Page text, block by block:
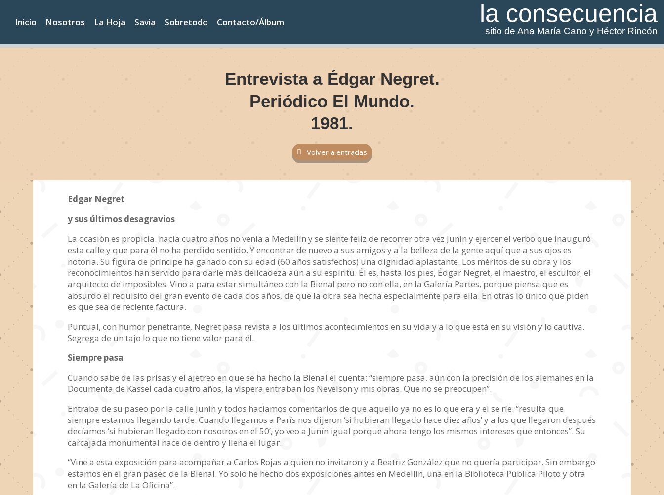
Inicio Nosotros La Hoja Savia Sobretodo Contacto/Álbum la consecuencia
sitio de Ana María Cano y Héctor Rincón
Entrevista a Édgar Negret.
Periódico El Mundo.
1981.
Volver a entradas
Edgar Negret
y sus últimos desagravios
La ocasión es propicia. hacía cuatro años no venía a Medellín y se siente feliz de recorrer otra vez Junín y ejercer el verbo que inauguró
esta calle y que para él no ha perdido sentido. Y encontrar de nuevo a sus amigos y a la belleza de la gente aquí que a sus ojos es
notoria. Su figura de príncipe ha ganado con su edad (60 años satisfechos) una dignidad aplastante. Los méritos de su obra y los
reconocimientos han servido para darle más delicadeza aún a su espíritu. Él es, hasta los pies, Édgar Negret, el maestro, el escultor, el
arquitecto de imposibles. Vino a para estar simultáneo con la Bienal pero no con ella, en la Galería Partes, porque piensa que es
absurdo el requisito del gran evento de cada dos años, de que la obra sea hecha especialmente para ella. En otras lo único que piden
es que sea de reciente factura.
Puntual, con humor penetrante, Negret pasa revista a los últimos acontecimientos en su vida y a lo que está en su visión y lo cautiva.
Segrega de un tajo lo que no tiene valor para él.
Siempre pasa
Cuando sabe de las prisas y el ajetreo en que se ha hecho la Bienal él cuenta: “siempre pasa, aún con la precisión de los alemanes en la
Documenta de Kassel cada cuatro años, la víspera entraban los Nevelson y mis obras. Que no se preocupen”.
Entraba de su paseo por la calle Junín y todos hacíamos comentarios de que aquello ya no es lo que era y el se ríe: “resulta que
siempre estamos llegando tarde. Cuando llegamos a París nos dijeron ‘si hubieran llegado hace diez años’ y a los que llegaron después
decíamos ‘si hubieran llegado con nosotros en el 50’, yo veo a Junín igual porque ahora tengo los mismos intereses que entonces”. Su
carcajada monumental nace de dentro y llena el lugar.
“Vine a esta exposición para acompañar a Carlos Rojas a quien no invitaron y a Beatriz González que no quería participar. Sin embargo
estamos en el gran paseo de la Bienal. Yo solo he hecho dos exposiciones antes en Medellín, una en la Biblioteca Pública Piloto y otra
en la Galería de La Oficina”.